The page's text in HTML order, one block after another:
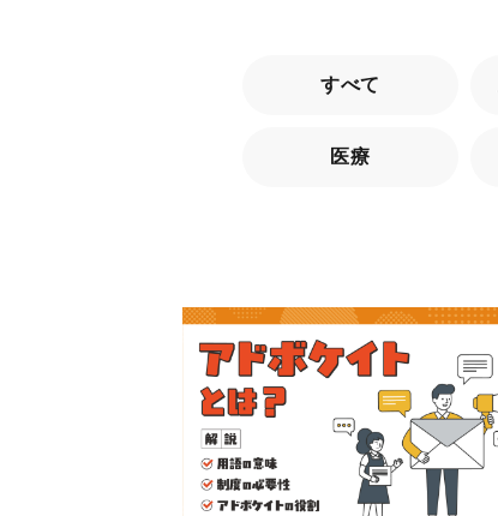
すべて
医療